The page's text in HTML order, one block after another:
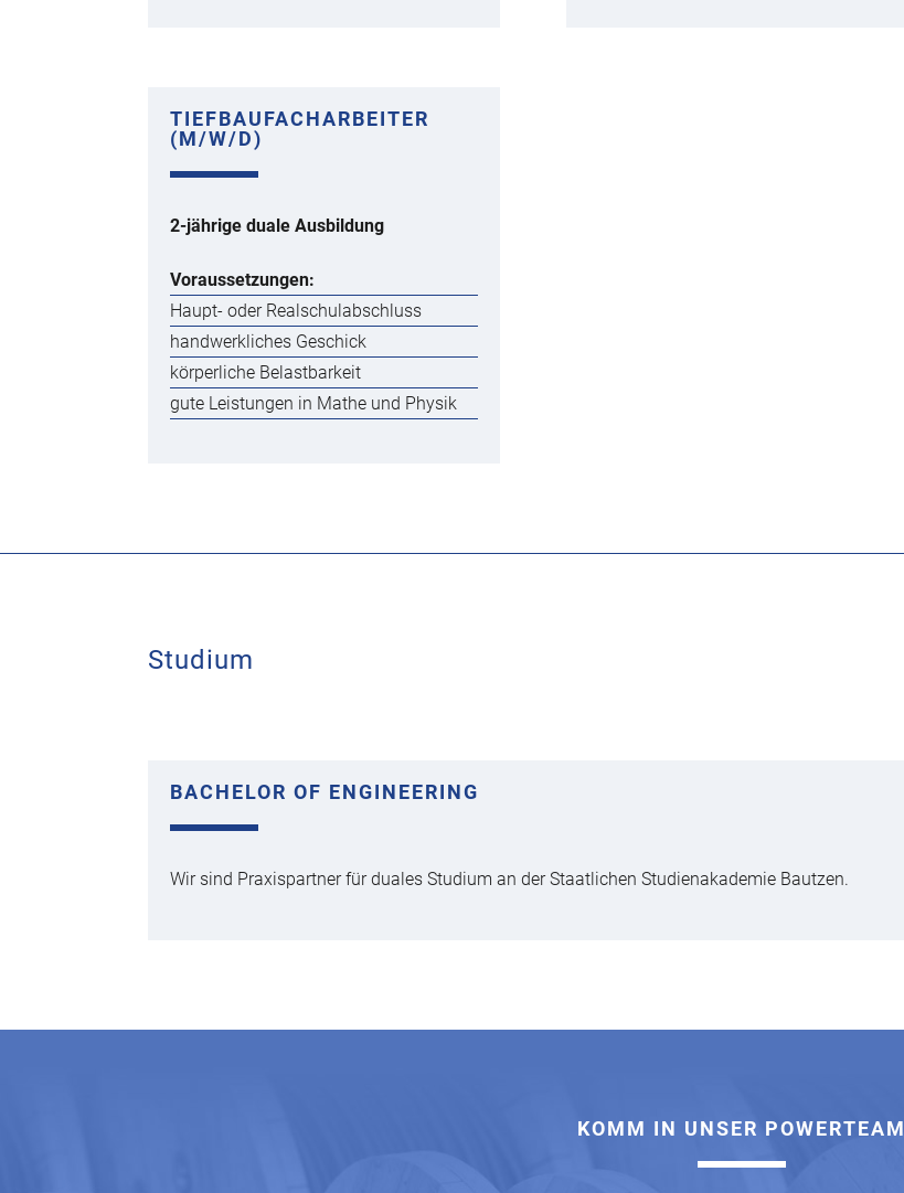
TIEFBAUFACHARBEITER
(M/W/D)
2-jährige duale Ausbildung
Voraussetzungen:
Haupt- oder Realschulabschluss
handwerkliches Geschick
körperliche Belastbarkeit
gute Leistungen in Mathe und Physik
Studium
BACHELOR OF ENGINEERING
Wir sind Praxispartner für duales Studium an der Staatlichen Studienakademie Bautzen.
KOMM IN UNSER POWERTEAM